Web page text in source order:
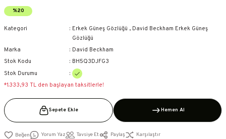
%20
Kategori Erkek Güneş Gözlüğü , David Beckham Erkek Güneş
Gözlüğü
Marka
David Beckham
Stok Kodu
BH5Q3DJFG3
Stok Durumu
*1.333,93 TL den başlayan taksitlerle!
Sepete Ekle Hemen Al
Yorum Yaz Tavsiye Et Paylaş Karşılaştır